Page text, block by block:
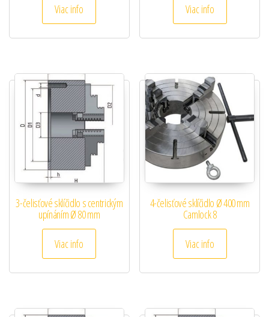
Viac info Viac info
3-čelisťové sklíčidlo s centrickým
upínáním Ø 80 mm
Viac info
4-čelisťové sklíčidlo Ø 400 mm
Camlock 8
Viac info